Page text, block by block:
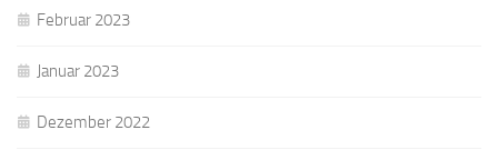
Februar 2023
Januar 2023
Dezember 2022